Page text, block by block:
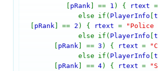
pRank ] == 1 ) { rtext=
PlayerInfo [
pRank ] == 2 ) { rtext = "Police
PlayerInfo [
pRank ] ==3 ) { rtext=
PlayerInfo [
pRank ] ==4) { rtext=